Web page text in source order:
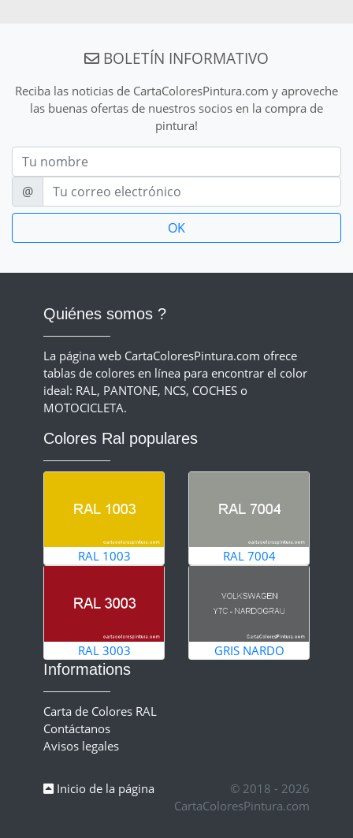
BOLETÍN INFORMATIVO
Reciba las noticias de CartaColoresPintura.com y aproveche
las buenas ofertas de nuestros socios en la compra de
pintura!
Nom
E-mail
@
Quiénes somos ?
La página web CartaColoresPintura.com ofrece
tablas de colores en línea para encontrar el color
ideal: RAL, PANTONE, NCS, COCHES o
MOTOCICLETA.
Colores Ral populares
RAL 1003 RAL 7004
RAL 3003 GRIS NARDO
Informations
Carta de Colores RAL
Contáctanos
Avisos legales
Inicio de la página
© 2018 - 2026
CartaColoresPintura.com